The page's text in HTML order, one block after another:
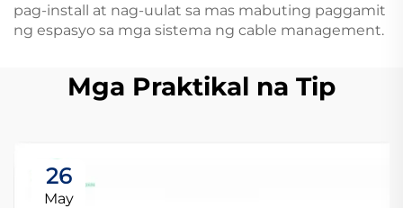
pag-install at nag-uulat sa mas mabuting paggamit
ng espasyo sa mga sistema ng cable management.
Mga Praktikal na Tip
26
May